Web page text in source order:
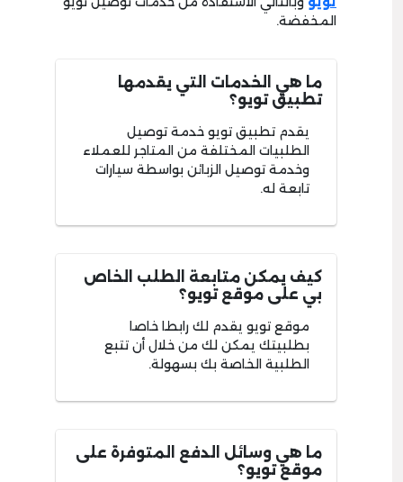
المخفضة.
ما هي الخدمات التي يقدمها
تطبيق تويو؟
يقدم تطبيق تويو خدمة توصيل
الطلبيات المختلفة من المتاجر للعملاء
وخدمة توصيل الزبائن بواسطة سيارات
تابعة له.
كيف يمكن متابعة الطلب الخاص
بي على موقع تويو؟
موقع تويو يقدم لك رابطا خاصا
بطلبيتك يمكن لك من خلال أن تتبع
الطلبية الخاصة بك بسهولة.
ما هي وسائل الدفع المتوفرة على
موقع تويو؟